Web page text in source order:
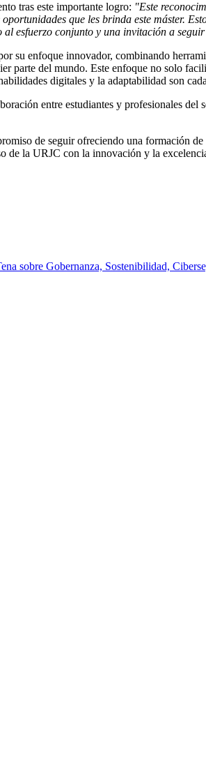
tras este importante logro: "Este
que les brinda este máster.
al esfuerzo conjunto y una invitación a
su enfoque innovador, combinando
parte del mundo. Este enfoque no solo
digitales y la adaptabilidad son
entre estudiantes y profesionales
de seguir ofreciendo una formación
de la URJC con la innovación y la
sobre Gobernanza, Sostenibilidad,